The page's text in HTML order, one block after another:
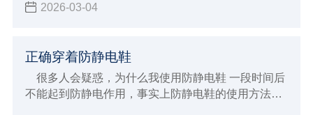
的洁净度上有如此高的要求，今天，小编和大家了解
2026-03-04
正确穿着防静电鞋
很多人会疑惑，为什么我使用防静电鞋 一段时间后
不能起到防静电作用，事实上防静电鞋的使用方法很